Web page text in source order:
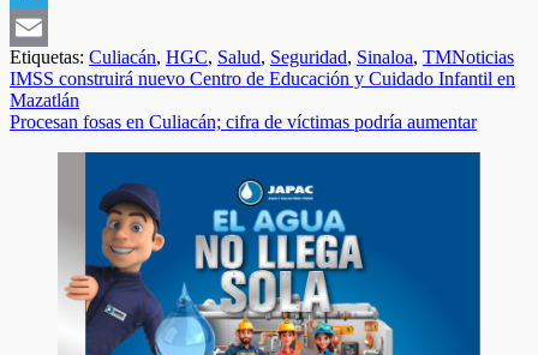
Telegram
Email
Etiquetas: Culiacán, HGC, Salud, Seguridad, Sinaloa, TMNoticias
Navegación
de
entradas
IMSS construirá nuevo Centro de Educación y Cuidado Infantil en
Mazatlán
Procesan fosas en Culiacán; cifra de víctimas podría aumentar